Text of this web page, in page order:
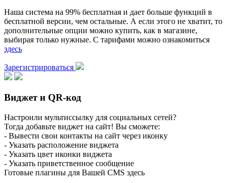
Наша система на 99% бесплатная и дает больше функций в
бесплатной версии, чем остальные. А если этого не хватит, то
дополнительные опции можно купить, как в магазине,
выбирая только нужные. С тарифами можно ознакомиться
здесь
Зарегистрироваться
Виджет и QR-код
Настроили мультиссылку для социальных сетей?
Тогда добавьте виджет на сайт! Вы сможете:
- Вывести свои контакты на сайт через иконку
- Указать расположение виджета
- Указать цвет иконки виджета
- Указать приветственное сообщение
Готовые плагины для Вашей CMS здесь